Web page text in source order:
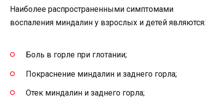
Наиболее распространенными симптомами
воспаления миндалин у взрослых и детей являются:
Боль в горле при глотании;
Покраснение миндалин и заднего горла;
Отек миндалин и заднего горла;